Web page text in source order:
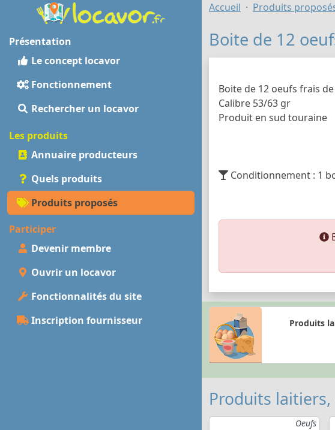
Présentation
Le concept locavor
Fonctionnement
Rechercher un locavor
Les produits
Annuaire producteurs
Quels produits
Produits proposés
Participer
Devenir membre
Ouvrir un locavor
Fonctionnalités du site
Inscription fournisseur
Accueil Produits
Boite de 12
Boite de 12 oeufs frais
Calibre 53/63 gr
Produit en sud touraine
Conditionnement : 1
Produits
Produits
Oeufs